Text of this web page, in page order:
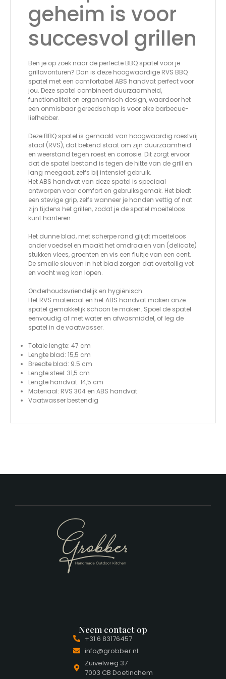
geheim is voor
succesvol grillen
Ben je op zoek naar de perfecte BBQ spatel voor je
grillavonturen? Dan is deze hoogwaardige RVS BBQ
spatel met een comfortabel ABS handvat perfect voor
jou. Deze spatel combineert duurzaamheid,
functionaliteit en ergonomisch design, waardoor het
een onmisbaar gereedschap is voor elke barbecue-
liefhebber.
Deze BBQ spatel is gemaakt van hoogwaardig roestvrij
staal (RVS), dat bekend staat om zijn duurzaamheid
en weerstand tegen roest en corrosie. Dit zorgt ervoor
dat de spatel bestand is tegen de hitte van de grill en
lang meegaat, zelfs bij intensief gebruik.
Het ABS handvat van deze spatel is speciaal
ontworpen voor comfort en gebruiksgemak. Het biedt
een stevige grip, zelfs wanneer je handen vettig of nat
zijn tijdens het grillen, zodat je de spatel moeiteloos
kunt hanteren.
Het dunne blad, met scherpe rand glijdt moeiteloos
onder voedsel en maakt het omdraaien van (delicate)
stukken vlees, groenten en vis een fluitje van een cent.
De smalle sleuven in het blad zorgen dat overtollig vet
en vocht weg kan lopen.
Onderhoudsvriendelijk en hygiënisch
Het RVS materiaal en het ABS handvat maken onze
spatel gemakkelijk schoon te maken. Spoel de spatel
eenvoudig af met water en afwasmiddel, of leg de
spatel in de vaatwasser.
Totale lengte: 47 cm
Lengte blad: 15,5 cm
Breedte blad: 9.5 cm
Lengte steel: 31,5 cm
Lengte handvat: 14,5 cm
Materiaal: RVS 304 en ABS handvat
Vaatwasser bestendig
Neem contact op
+31 6 83176457
info@grobber.nl
Zuivelweg 37
7003 CB Doetinchem